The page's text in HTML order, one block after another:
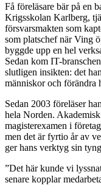
Få föreläsare bär på en
Krigsskolan Karlberg,
försvarsmakten som
som platschef när Ving
byggde upp en hel
Sedan kom IT-
slutligen insikten: det
människor och förändra
Sedan 2003 föreläser
hela Norden.
magisterexamen i
men det är fyrtio år av
ger hans verktyg sin
”Det här kunde vi
senare kopplar